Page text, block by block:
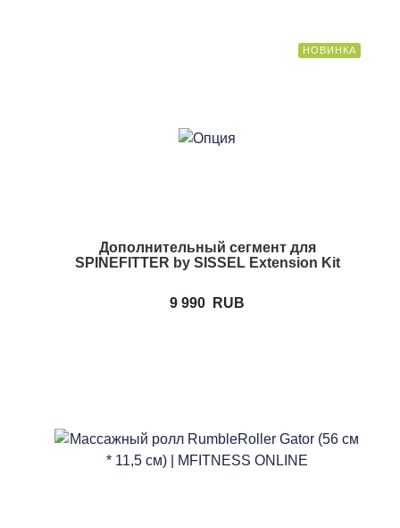
НОВИНКА
Дополнительный сегмент для
SPINEFITTER by SISSEL Extension Kit
9 990 RUB